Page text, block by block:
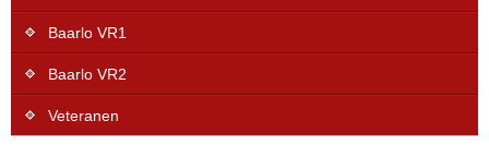
Baarlo VR1
Baarlo VR2
Veteranen